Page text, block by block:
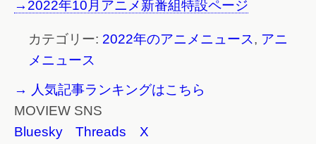
→2022年10月アニメ新番組特設ページ
カテゴリー: 2022年のアニメニュース, アニ
メニュース
→ 人気記事ランキングはこちら
MOVIEW SNS
Bluesky
Threads
X